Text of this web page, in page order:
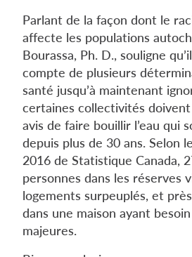
Parlant de la façon dont le
affecte les populations
Bourassa, Ph. D., souligne
compte de plusieurs
santé jusqu’à maintenant
certaines collectivités
avis de faire bouillir l’eau qui
depuis plus de 30 ans. Selon
2016 de Statistique Canada,
personnes dans les réserves
logements surpeuplés, et
dans une maison ayant
majeures.